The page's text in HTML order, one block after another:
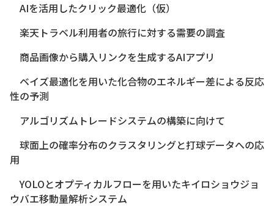
AIを活用したクリック最適化（仮）
楽天トラベル利用者の旅行に対する需要の調査
商品画像から購入リンクを生成するAIアプリ
ベイズ最適化を用いた化合物のエネルギー差による反応
性の予測
アルゴリズムトレードシステムの構築に向けて
球面上の確率分布のクラスタリングと打球データへの応
用
YOLOとオプティカルフローを用いたキイロショウジョ
ウバエ移動量解析システム